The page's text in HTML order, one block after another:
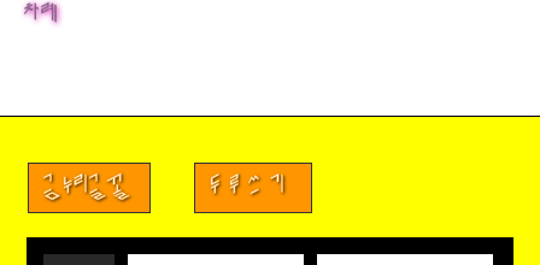
차례
금누리글꼴 두루쓰기